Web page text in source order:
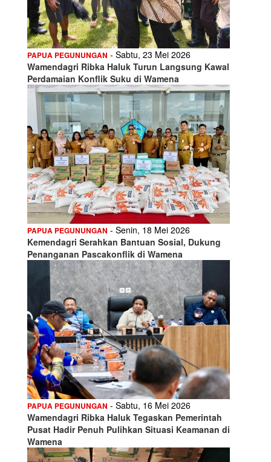
PAPUA PEGUNUNGAN - Sabtu, 23 Mei 2026
Wamendagri Ribka Haluk Turun Langsung Kawal
Perdamaian Konflik Suku di Wamena
PAPUA PEGUNUNGAN - Senin, 18 Mei 2026
Kemendagri Serahkan Bantuan Sosial, Dukung
Penanganan Pascakonflik di Wamena
PAPUA PEGUNUNGAN - Sabtu, 16 Mei 2026
Wamendagri Ribka Haluk Tegaskan Pemerintah
Pusat Hadir Penuh Pulihkan Situasi Keamanan di
Wamena